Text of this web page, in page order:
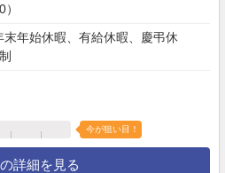
末年始休暇、有給休暇、慶弔休
今が狙い目！
詳細を見る